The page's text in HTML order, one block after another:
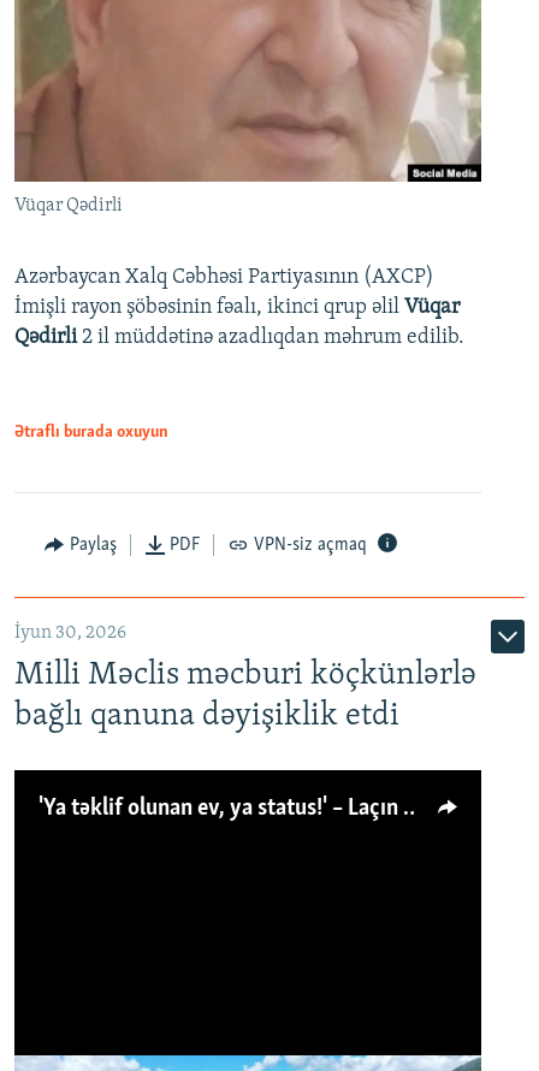
Vüqar Qədirli
Azərbaycan Xalq Cəbhəsi Partiyasının (AXCP)
İmişli rayon şöbəsinin fəalı, ikinci qrup əlil Vüqar
Qədirli2 il müddətinə azadlıqdan məhrum edilib.
Ətraflı burada oxuyun
Paylaş PDF VPN-siz açmaq
İyun 30, 2026
Milli Məclis məcburi köçkünlərlə
bağlı qanuna dəyişiklik etdi
'Ya təklif olunan ev, ya status!' – Laçın köçkünü: 'Laçından başqa heç hara!'